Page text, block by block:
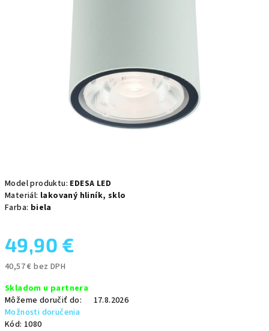
Model produktu: EDESA LED
Materiál: lakovaný hliník, sklo
Farba: biela
49,90 €
40,57 € bez DPH
cena:
Skladom u partnera
Môžeme doručiť do:
17.8.2026
Možnosti doručenia
Kód: 1080